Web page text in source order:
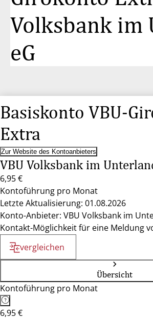
Volksbank im
eG
Basiskonto VBU-
Extra
Zur Website des Kontoanbieters
VBU Volksbank im
6,95 €
Kontoführung pro Monat
Letzte Aktualisierung: 01.08.2026
Konto-Anbieter: VBU Volksbank im
Kontakt-Möglichkeit für eine Meldung
vergleichen
Übersicht
Kontoführung pro Monat
6,95 €